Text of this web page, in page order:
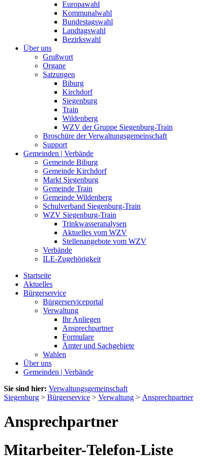
Europawahl
Kommunalwahl
Bundestagswahl
Landtagswahl
Bezirkswahl
Über uns
Grußwort
Organe
Satzungen
Biburg
Kirchdorf
Siegenburg
Train
Wildenberg
WZV der Gruppe Siegenburg-Train
Broschüre der Verwaltungsgemeinschaft
Support
Gemeinden | Verbände
Gemeinde Biburg
Gemeinde Kirchdorf
Markt Siegenburg
Gemeinde Train
Gemeinde Wildenberg
Schulverband Siegenburg-Train
WZV Siegenburg-Train
Trinkwasseranalysen
Aktuelles vom WZV
Stellenangebote vom WZV
Verbände
ILE-Zugehörigkeit
Startseite
Aktuelles
Bürgerservice
Bürgerserviceportal
Verwaltung
Ihr Anliegen
Ansprechpartner
Formulare
Ämter und Sachgebiete
Wahlen
Über uns
Gemeinden | Verbände
Sie sind hier: Verwaltungsgemeinschaft
Siegenburg > Bürgerservice > Verwaltung > Ansprechpartner
Ansprechpartner
Mitarbeiter-Telefon-Liste